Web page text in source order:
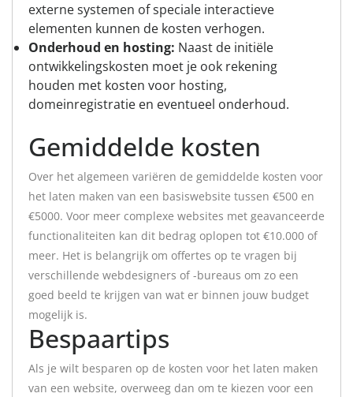
externe systemen of speciale interactieve
elementen kunnen de kosten verhogen.
Onderhoud en hosting: Naast de initiële
ontwikkelingskosten moet je ook rekening
houden met kosten voor hosting,
domeinregistratie en eventueel onderhoud.
Gemiddelde kosten
Over het algemeen variëren de gemiddelde kosten voor
het laten maken van een basiswebsite tussen €500 en
€5000. Voor meer complexe websites met geavanceerde
functionaliteiten kan dit bedrag oplopen tot €10.000 of
meer. Het is belangrijk om offertes op te vragen bij
verschillende webdesigners of -bureaus om zo een
goed beeld te krijgen van wat er binnen jouw budget
mogelijk is.
Bespaartips
Als je wilt besparen op de kosten voor het laten maken
van een website, overweeg dan om te kiezen voor een